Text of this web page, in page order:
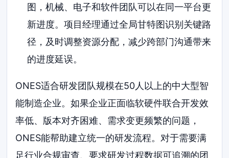
图，机械、电子和软件团队可以在同一平台更
新进度。项目经理通过全局甘特图识别关键路
径，及时调整资源分配，减少跨部门沟通带来
的进度延误。
ONES适合研发团队规模在50人以上的中大型智
能制造企业。如果企业正面临软硬件联合开发效
率低、版本对齐困难、需求变更频繁的问题，
ONES能帮助建立统一的研发流程。对于需要满
足行业合规审查、要求研发过程数据可追溯的团